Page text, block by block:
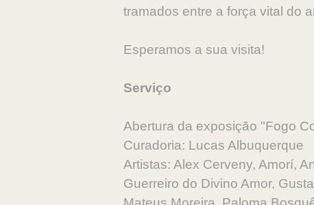
tramados entre a força vital do
Esperamos a sua visita!
Serviço
Abertura da exposição "Fogo
Curadoria: Lucas Albuquerque
Artistas: Alex Cerveny, Amorí,
Guerreiro do Divino Amor,